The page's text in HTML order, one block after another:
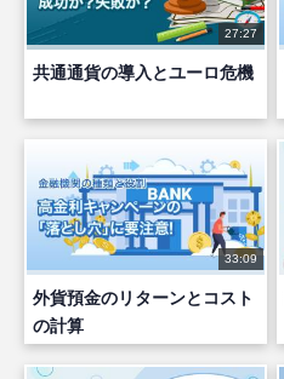
27:27
共通通貨の導入とユーロ危機
33:09
外貨預金のリターンとコスト
の計算